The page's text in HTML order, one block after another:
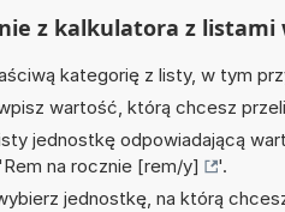
z kalkulatora z listami
kategorię z listy, w tym
wartość, którą chcesz
jednostkę odpowiadającą
Rem na rocznie [rem/y]
'.
jednostkę, na którą